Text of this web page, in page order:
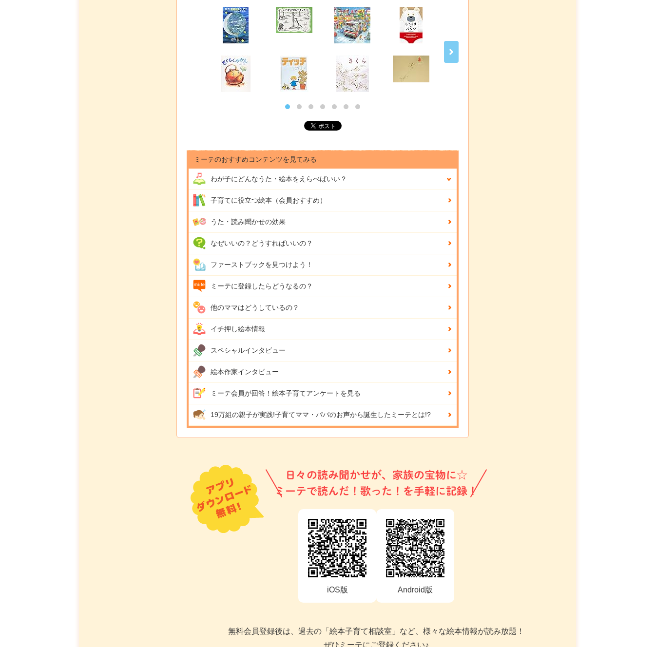
ミーテのおすすめコンテンツを見てみる
わが子にどんなうた・絵本をえらべばいい？
子育てに役立つ絵本（会員おすすめ）
うた・読み聞かせの効果
なぜいいの？どうすればいいの？
ファーストブックを見つけよう！
ミーテに登録したらどうなるの？
他のママはどうしているの？
イチ押し絵本情報
スペシャルインタビュー
絵本作家インタビュー
ミーテ会員が回答！ 絵本子育てアンケートを見る
19万組の親子が実践!子育てママ・パパのお声から誕生したミーテとは!?
日々の読み聞かせが、家族の宝物に☆
ミーテで読んだ！歌った！を手軽に記録！
iOS版 Android版
無料会員登録後は、過去の「絵本子育て相談室」など、様々な絵本情報が読み放題！
ぜひミーテにご登録ください♪